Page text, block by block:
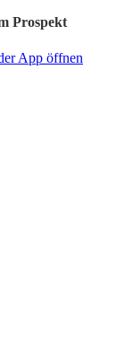
Prospekt
App öffnen